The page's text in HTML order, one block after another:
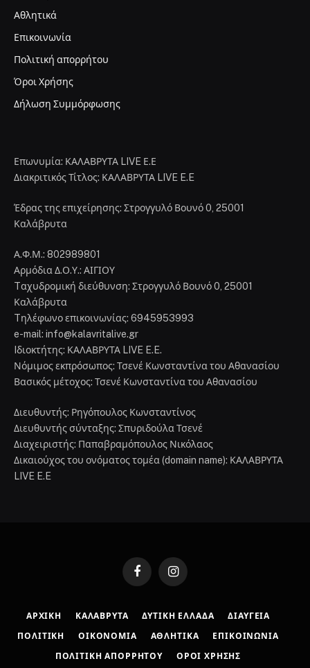
Αθλητικά
Επικοινωνία
Πολιτική απορρήτου
Όροι Χρήσης
Δήλωση Συμμόρφωσης
Επωνυμία: ΚΑΛΑΒΡΥΤΑ LIVE Ε.Ε
Διακριτικός Τίτλος: ΚΑΛΑΒΡΥΤΑ LIVE E.E
Έδρας της επιχείρησης: Στρογγυλό Βουνό 0, 25001
Καλάβρυτα
Α.Φ.Μ.: 802989801
Αρμόδια Δ.Ο.Υ.: ΑΙΓΙΟΥ
Tαχυδρομική διεύθυνση: Στρογγυλό Βουνό 0, 25001
Καλάβρυτα
Tηλέφωνο επικοινωνίας: 6945953993
e-mail: info@kalavritalive.gr
Iδιοκτήτης: ΚΑΛΑΒΡΥΤΑ LIVE E.E.
Νόμιμος εκπρόσωπος: Τσενέ Κωνσταντίνα του Αθανασίου
Βασικός μέτοχος: Τσενέ Κωνσταντίνα του Αθανασίου
Διευθυντής: Ρηγόπουλος Κωνσταντίνος
Διευθυντής σύνταξης: Σπυριδούλα Τσενέ
Διαχειριστής: Παπαβραμόπουλος Νικόλαος
Δικαιούχος του ονόματος τομέα (domain name): ΚΑΛΑΒΡΥΤΑ
LIVE E.E
FacebookInstagram
ΑΡΧΙΚΉ ΚΑΛΆΒΡΥΤΑ ΔΥΤΙΚΉ ΕΛΛΆΔΑ ΔΙΑΎΓΕΙΑ
ΠΟΛΙΤΙΚΉ ΟΙΚΟΝΟΜΊΑ ΑΘΛΗΤΙΚΆ ΕΠΙΚΟΙΝΩΝΊΑ
ΠΟΛΙΤΙΚΉ ΑΠΟΡΡΉΤΟΥ ΌΡΟΙ ΧΡΉΣΗΣ